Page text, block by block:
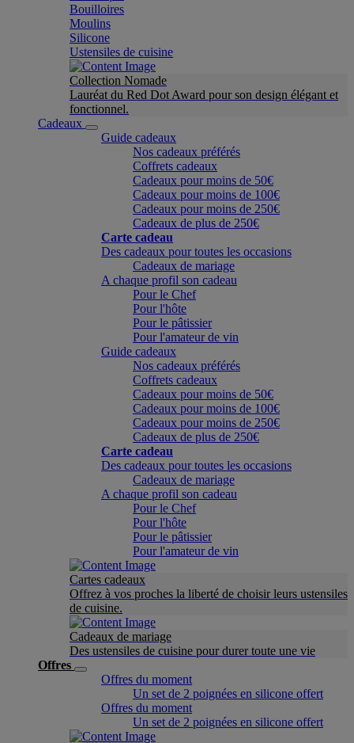
Bouilloires
Moulins
Silicone
Ustensiles de cuisine
Collection Nomade
Lauréat du Red Dot Award pour son design élégant et
fonctionnel.
Cadeaux
Guide cadeaux
Nos cadeaux préférés
Coffrets cadeaux
Cadeaux pour moins de 50€
Cadeaux pour moins de 100€
Cadeaux pour moins de 250€
Cadeaux de plus de 250€
Carte cadeau
Des cadeaux pour toutes les occasions
Cadeaux de mariage
A chaque profil son cadeau
Pour le Chef
Pour l'hôte
Pour le pâtissier
Pour l'amateur de vin
Guide cadeaux
Nos cadeaux préférés
Coffrets cadeaux
Cadeaux pour moins de 50€
Cadeaux pour moins de 100€
Cadeaux pour moins de 250€
Cadeaux de plus de 250€
Carte cadeau
Des cadeaux pour toutes les occasions
Cadeaux de mariage
A chaque profil son cadeau
Pour le Chef
Pour l'hôte
Pour le pâtissier
Pour l'amateur de vin
Cartes cadeaux
Offrez à vos proches la liberté de choisir leurs ustensiles
de cuisine.
Cadeaux de mariage
Des ustensiles de cuisine pour durer toute une vie
Offres
Offres du moment
Un set de 2 poignées en silicone offert
Offres du moment
Un set de 2 poignées en silicone offert